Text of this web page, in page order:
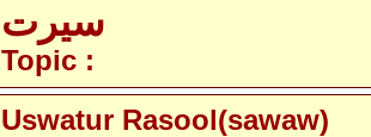
سیرت
Topic :
Uswatur Rasool(sawaw)